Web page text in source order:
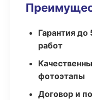
Гарантия
работ
фотоэтапы
Договор и